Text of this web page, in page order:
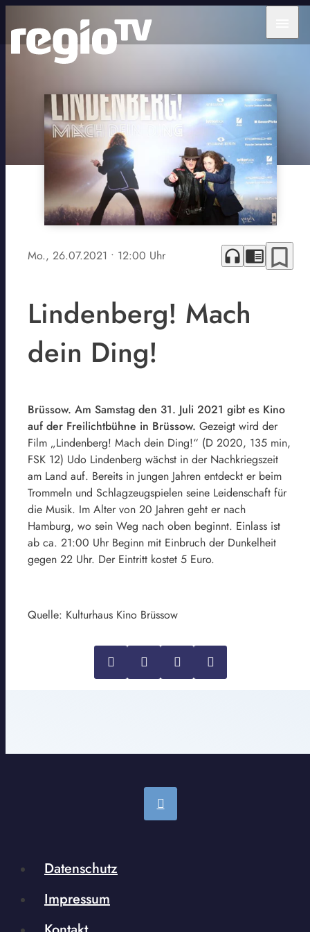
Mo., 26.07.2021 • 12:00 Uhr headphones chrome_reader_mode bookmark_border
Lindenberg! Mach
dein Ding!
Brüssow. Am Samstag den 31. Juli 2021 gibt es Kino
auf der Freilichtbühne in Brüssow. Gezeigt wird der
Film „Lindenberg! Mach dein Ding!“ (D 2020, 135 min,
FSK 12) Udo Lindenberg wächst in der Nachkriegszeit
am Land auf. Bereits in jungen Jahren entdeckt er beim
Trommeln und Schlagzeugspielen seine Leidenschaft für
die Musik. Im Alter von 20 Jahren geht er nach
Hamburg, wo sein Weg nach oben beginnt. Einlass ist
ab ca. 21:00 Uhr Beginn mit Einbruch der Dunkelheit
gegen 22 Uhr. Der Eintritt kostet 5 Euro.
Quelle: Kulturhaus Kino Brüssow
Datenschutz
Impressum